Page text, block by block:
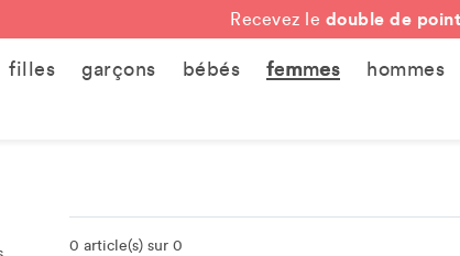
Recevez le double de
filles garçons bébés femmes hommes
0 article(s) sur 0